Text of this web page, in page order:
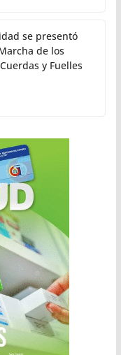
se presentó
de los
y Fuelles